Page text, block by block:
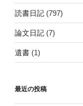
読書日記 (797)
論文日記 (7)
遺書 (1)
最近の投稿